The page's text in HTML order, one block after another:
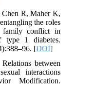
Chen R, Maher K,
the roles
family conflict in
type 1 diabetes.
[DOI
between
interactions
Modification.